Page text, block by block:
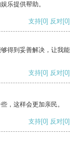
乐提供帮助。
支持[0] 反对[0]
得到妥善解决，让我能
支持[0] 反对[0]
，这样会更加亲民。
支持[0] 反对[0]